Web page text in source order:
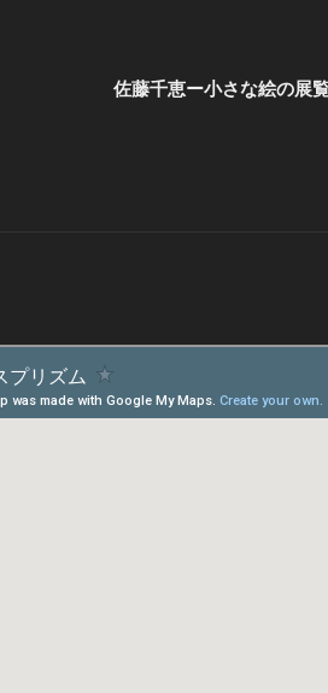
佐藤千恵ー小さな絵の展